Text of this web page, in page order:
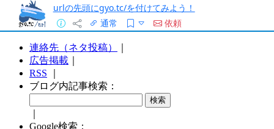
urlの先頭にgyo.tc/を付けてみよう！
通常
依頼